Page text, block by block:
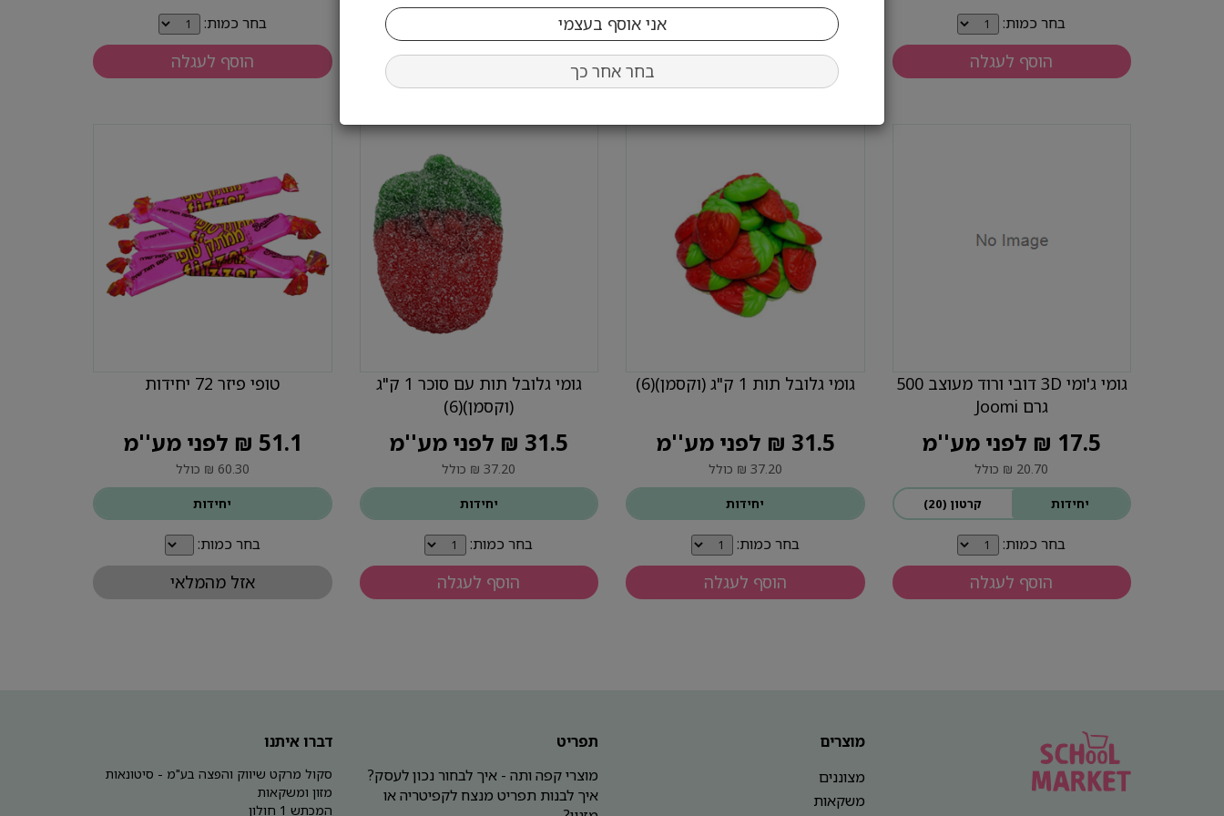
בחר אחר כך
בחר כמות:
הוסף לעגלה הוסף לעגלה הוסף לעגלה
בחר כמות:
הוסף לעגלה
גומי ג'ומי 3D דובי ורוד מעוצב 500
גרם Joomi
17.5 ₪ לפני מע''מ
20.70 ₪ כולל
יחידות קרטון (20)
בחר כמות:
הוסף לעגלה
גומי גלובל תות 1 ק"ג (וקסמן)(6)
31.5 ₪ לפני מע''מ
37.20 ₪ כולל
יחידות
בחר כמות:
הוסף לעגלה
גומי גלובל תות עם סוכר 1 ק"ג
(וקסמן)(6)
31.5 ₪ לפני מע''מ
37.20 ₪ כולל
יחידות
בחר כמות:
הוסף לעגלה
טופי פיזר 72 יחידות
51.1 ₪ לפני מע''מ
60.30 ₪ כולל
יחידות
בחר כמות:
אזל מהמלאי
דברו איתנו
סקול מרקט שיווק והפצה בע"מ - סיטונאות
מזון ומשקאות
המכתש 1 חולון
תפריט
מוצרי קפה ותה - איך לבחור נכון לעסק?
איך לבנות תפריט מנצח לקפיטריה או
מוצרים
מצוננים
משקאות